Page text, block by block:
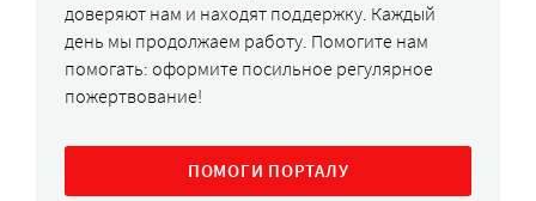
доверяют нам и находят поддержку. Каждый
день мы продолжаем работу. Помогите нам
помогать: оформите посильное регулярное
пожертвование!
ПОМОГИ ПОРТАЛУ